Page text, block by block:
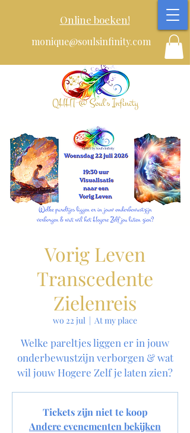
Online boeken!
monique@soulsinfinity.com
Vorig Leven
Transcedente
Zielenreis
wo 22 jul
  |
At my place
Welke pareltjes liggen er in jouw
onderbewustzijn verborgen & wat
wil jouw Hogere Zelf je laten zien?
Tickets zijn niet te koop
Andere evenementen bekijken